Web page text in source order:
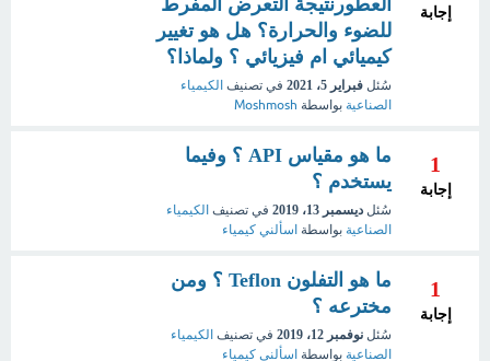
إجابة
للضوء والحرارة؟ هل هو تغيير
كيميائي ام فيزيائي ؟ ولماذا؟
سُئل فبراير 5، 2021 في تصنيف الكيمياء
الصناعية بواسطة Moshmosh
1
إجابة
ما هو مقياس API ؟ وفيما
يستخدم ؟
سُئل ديسمبر 13، 2019 في تصنيف الكيمياء
الصناعية بواسطة اسألني كيمياء
1
إجابة
ما هو التفلون Teflon ؟ ومن
مخترعه ؟
سُئل نوفمبر 12، 2019 في تصنيف الكيمياء
الصناعية بواسطة اسألني كيمياء